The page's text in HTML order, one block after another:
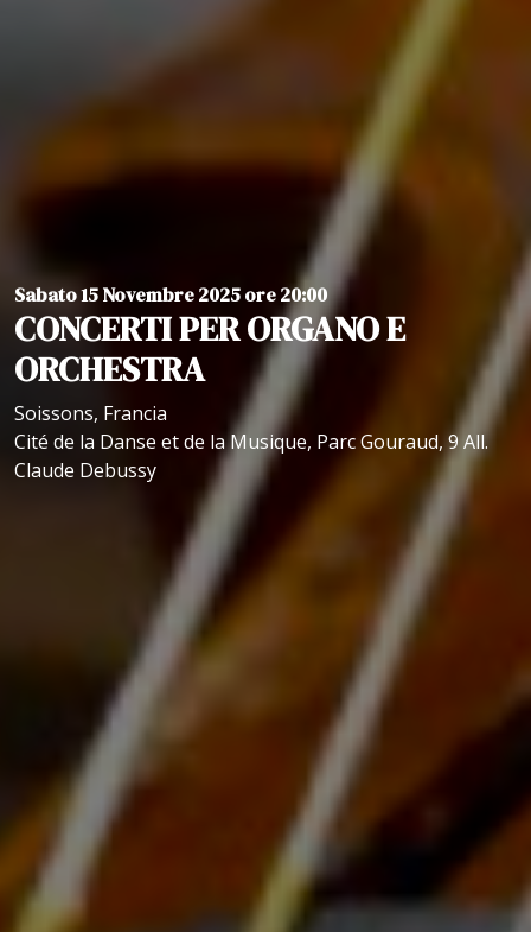
Sabato 15 Novembre 2025 ore 20:00
CONCERTI PER ORGANO E
ORCHESTRA
Soissons, Francia
Cité de la Danse et de la Musique, Parc Gouraud, 9 All.
Claude Debussy